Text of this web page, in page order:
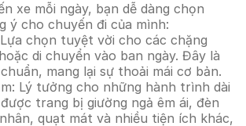
xe mỗi ngày, bạn dễ dàng chọn
ý cho chuyến đi của mình:
chọn tuyệt vời cho các chặng
di chuyển vào ban ngày. Đây là
mang lại sự thoải mái cơ bản.
Lý tưởng cho những hành trình dài
trang bị giường ngả êm ái, đèn
quạt mát và nhiều tiện ích khác,